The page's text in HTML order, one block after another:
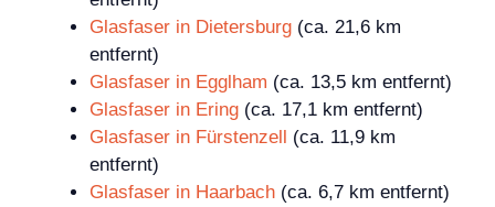
Glasfaser in Dietersburg (ca. 21,6 km
entfernt)
Glasfaser in Egglham (ca. 13,5 km entfernt)
Glasfaser in Ering (ca. 17,1 km entfernt)
Glasfaser in Fürstenzell
(ca. 11,9 km
entfernt)
Glasfaser in Haarbach (ca. 6,7 km entfernt)